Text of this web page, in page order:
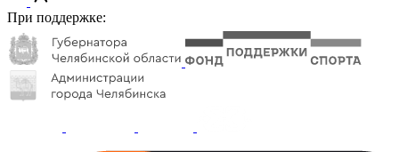
При поддержке: